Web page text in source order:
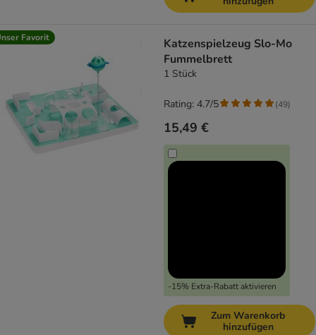
Favorit
Katzenspielzeug Slo-Mo
Fummelbrett
1 Stück
15,49 €
-15% Extra-Rabatt aktivieren
Rating: 4.7/5 (49)
Zum Warenkorb
hinzufügen